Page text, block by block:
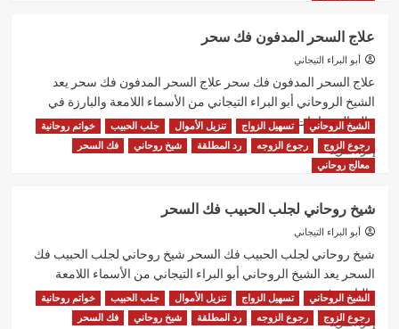
روحاني
ثقه
شيخ
روحاني
قوي
علاج السحر المدفون فك سحر
أبو البراء التيجاني
علاج السحر المدفون فك سحر علاج السحر المدفون فك سحر يعد
الشيخ الروحاني أبو البراء التيجاني من الأسماء اللامعة والبارزة في
عالم الروحانيات...
إقرأ المزيداقرأ
المزيد
السحر
المدفون
فك
سحر
الشيخ الروحاني تسهيل الزواج تنزيل الأموال جلب الحبيب
خواتم روحانية
رجوع الزوج
رجوع الزوجه رد المطلقة شيخ روحاني
فك السحر
معالج روحاني
شيخ روحاني لجلب الحبيب فك السحر
أبو البراء التيجاني
شيخ روحاني لجلب الحبيب فك السحر شيخ روحاني لجلب الحبيب فك
السحر يعد الشيخ الروحاني أبو البراء التيجاني من الأسماء اللامعة
والبارزة في...
إقرأ المزيداقرأ
الشيخ الروحاني تسهيل الزواج تنزيل الأموال جلب الحبيب
خواتم روحانية
رجوع الزوج
رجوع الزوجه رد المطلقة شيخ روحاني
فك السحر